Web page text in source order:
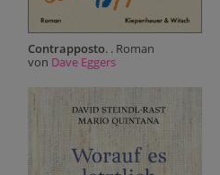
Contrapposto. . Roman
von Dave Eggers